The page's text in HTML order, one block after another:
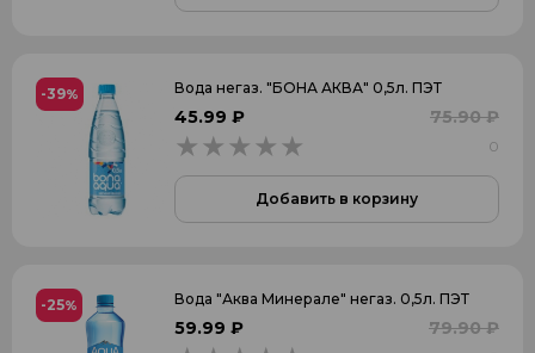
-39% Вода негаз. "БОНА АКВА" 0,5л. ПЭТ
45.99 ₽ 75.90 ₽
0
Добавить в корзину
-25% Вода "Аква Минерале" негаз. 0,5л. ПЭТ
59.99 ₽ 79.90 ₽